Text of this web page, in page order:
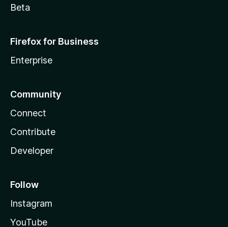
Beta
Firefox for Business
Enterprise
Community
Connect
Contribute
Developer
Follow
Instagram
YouTube